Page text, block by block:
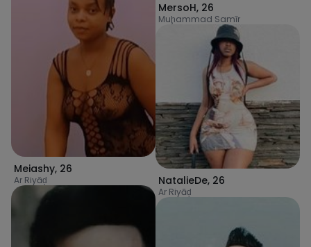
Meiashy, 26
Ar Riyāḑ
MersoH, 26
Muḩammad Samīr
NatalieDe, 26
Ar Riyāḑ